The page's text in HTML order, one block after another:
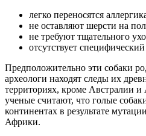
легко переносятся
не оставляют шерсти на
не требуют тщательного
отсутствует специфический
Предположительно эти собаки
археологи находят следы их
территориях, кроме Австралии
ученые считают, что голые
континентах в результате
Африки.